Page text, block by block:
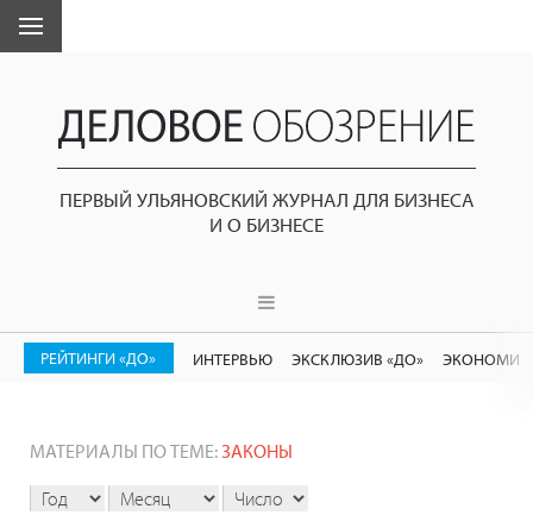
ПЕРВЫЙ УЛЬЯНОВСКИЙ ЖУРНАЛ ДЛЯ БИЗНЕСА
И О БИЗНЕСЕ
РЕЙТИНГИ «ДО» ИНТЕРВЬЮ ЭКСКЛЮЗИВ «ДО»
МАТЕРИАЛЫ ПО ТЕМЕ:ЗАКОНЫ